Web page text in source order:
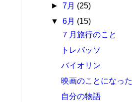
►7月 (25)
▼6月 (15)
７月旅行のこと
トレバッソ
バイオリン
映画のことになった
自分の物語